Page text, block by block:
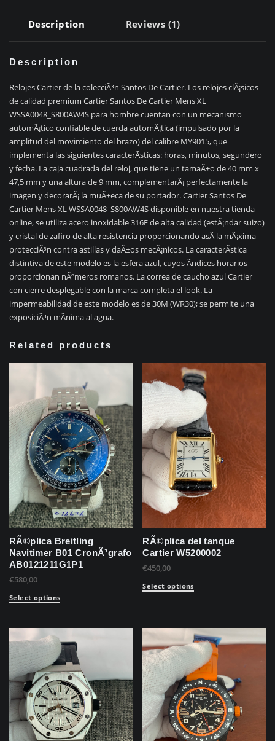
Description Reviews (1)
Description
Relojes Cartier de la colecciÃ³n Santos De Cartier. Los relojes clÃ¡sicos
de calidad premium Cartier Santos De Cartier Mens XL
WSSA0048_S800AW4S para hombre cuentan con un mecanismo
automÃ¡tico confiable de cuerda automÃ¡tica (impulsado por la
amplitud del movimiento del brazo) del calibre MY9015, que
implementa las siguientes caracterÃ­sticas: horas, minutos, segundero
y fecha. La caja cuadrada del reloj, que tiene un tamaÃ±o de 40 mm x
47,5 mm y una altura de 9 mm, complementarÃ¡ perfectamente la
imagen y decorarÃ¡ la muÃ±eca de su portador. Cartier Santos De
Cartier Mens XL WSSA0048_S800AW4S disponible en nuestra tienda
online, se utiliza acero inoxidable 316F de alta calidad (estÃ¡ndar suizo)
y cristal de zafiro de alta resistencia proporcionando asÃ­ la mÃ¡xima
protecciÃ³n contra astillas y daÃ±os mecÃ¡nicos. La caracterÃ­stica
distintiva de este modelo es la esfera azul, cuyos Ã­ndices horarios
proporcionan nÃºmeros romanos. La correa de caucho azul Cartier
con cierre desplegable con la marca completa el look. La
impermeabilidad de este modelo es de 30M (WR30); se permite una
exposiciÃ³n mÃ­nima al agua.
Related products
RÃ©plica Breitling
Navitimer B01 CronÃ³grafo
AB0121211G1P1
€580,00
Select options
RÃ©plica del tanque
Cartier W5200002
€450,00
Select options